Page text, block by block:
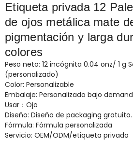
Etiqueta privada 12
de ojos metálica mate
pigmentación y larga
colores
Peso neto: 12 incógnita 0.04 onz/ 1 g
(personalizado)
Color: Personalizable
Embalaje: Personalizado bajo
Usar：Ojo
Diseño: Diseño de packaging gratuito.
Fórmula: Fórmula personalizada
Servicio: OEM/ODM/etiqueta privada